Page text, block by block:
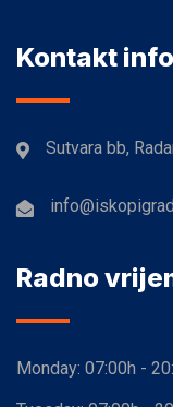
Kontakt info
Sutvara bb,
Radno
Monday: 07:00h -